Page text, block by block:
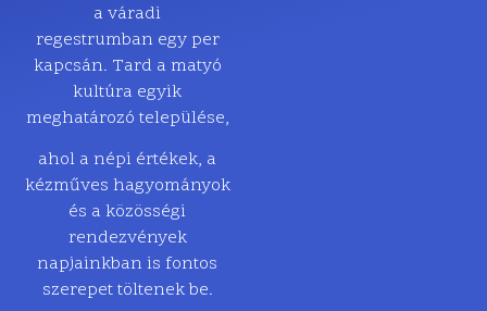
a váradi
regestrumban egy per
kapcsán. Tard a matyó
kultúra egyik
meghatározó települése,
ahol a népi értékek, a
kézműves hagyományok
és a közösségi
rendezvények
napjainkban is fontos
szerepet töltenek be.